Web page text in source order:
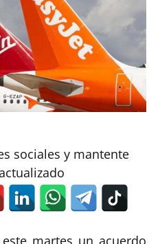
sociales y mantente
martes un acuerdo